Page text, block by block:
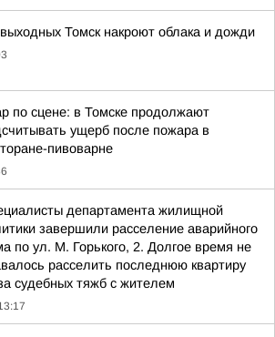
Томск накроют облака и дожди
по сцене: в Томске продолжают
ущерб после пожара в
пивоварне
департамента жилищной
завершили расселение аварийного
по ул. М. Горького, 2. Долгое время не
расселить последнюю квартиру
судебных тяжб с жителем